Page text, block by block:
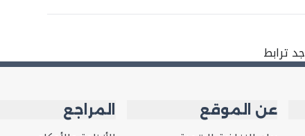
ترابط
عن الموقع المراجع